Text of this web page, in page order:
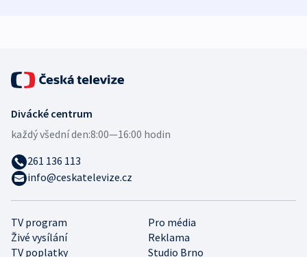
TV program
Pro média
Živé vysílání
Reklama
TV poplatky
Studio Brno
Divácké centrum
každý všední den:8:00—16:00 hodin
261 136 113
info@ceskatelevize.cz